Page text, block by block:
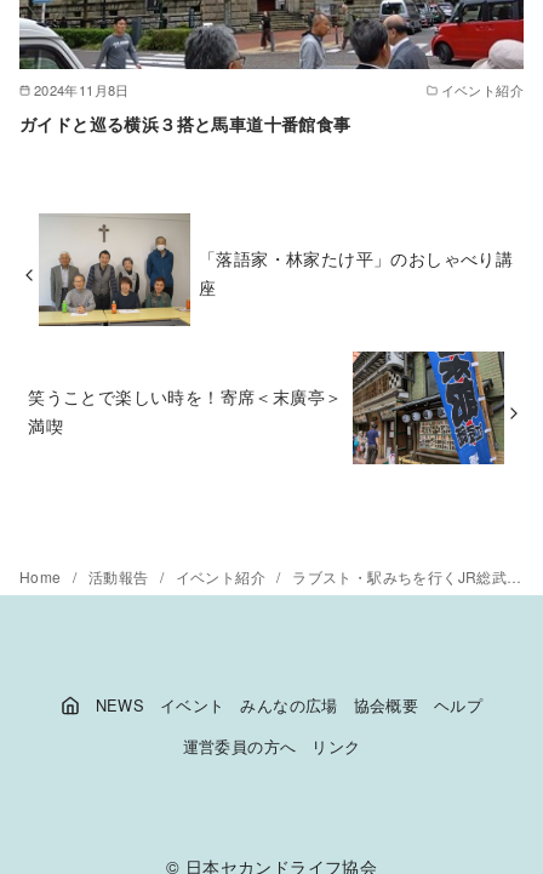
2024年11月8日 イベント紹介
ガイドと巡る横浜３搭と馬車道十番館食事
「落語家・林家たけ平」のおしゃべり講
座
笑うことで楽しい時を！寄席＜末廣亭＞
満喫
Home 活動報告 イベント紹介 ラブスト・駅みちを行くJR総武線を西へ
NEWS イベント みんなの広場 協会概要
ヘルプ
運営委員の方へ
リンク
© 日本セカンドライフ協会